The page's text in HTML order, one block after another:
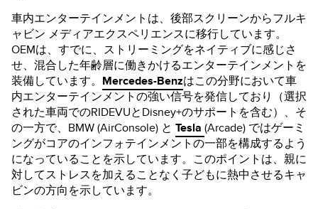
車内エンターテインメントは、後部スクリーンからフルキ
ャビン メディアエクスペリエンスに移行しています。
OEMは、すでに、ストリーミングをネイティブに感じさ
せ、混合した年齢層に働きかけるエンターテインメントを
装備しています。 Mercedes-Benzはこの分野において車
内エンターテインメントの強い信号を発信しており（選択
された車両でのRIDEVUとDisney+のサポートを含む）、そ
の一方で、BMW (AirConsole) と Tesla (Arcade) ではゲーミ
ングがコアのインフォテインメントの一部を構成するよう
になっていることを示しています。このポイントは、親に
対してストレスを加えることなく子どもに熱中させるキャ
ビンの方向を示しています。